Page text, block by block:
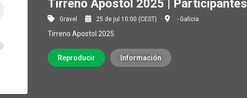
Tirreno Apostol 2025 | Participantes
Gravel 25 de jul 10:00 (CEST) - Galicia
Tirreno Apostol 2025
Reproducir Información